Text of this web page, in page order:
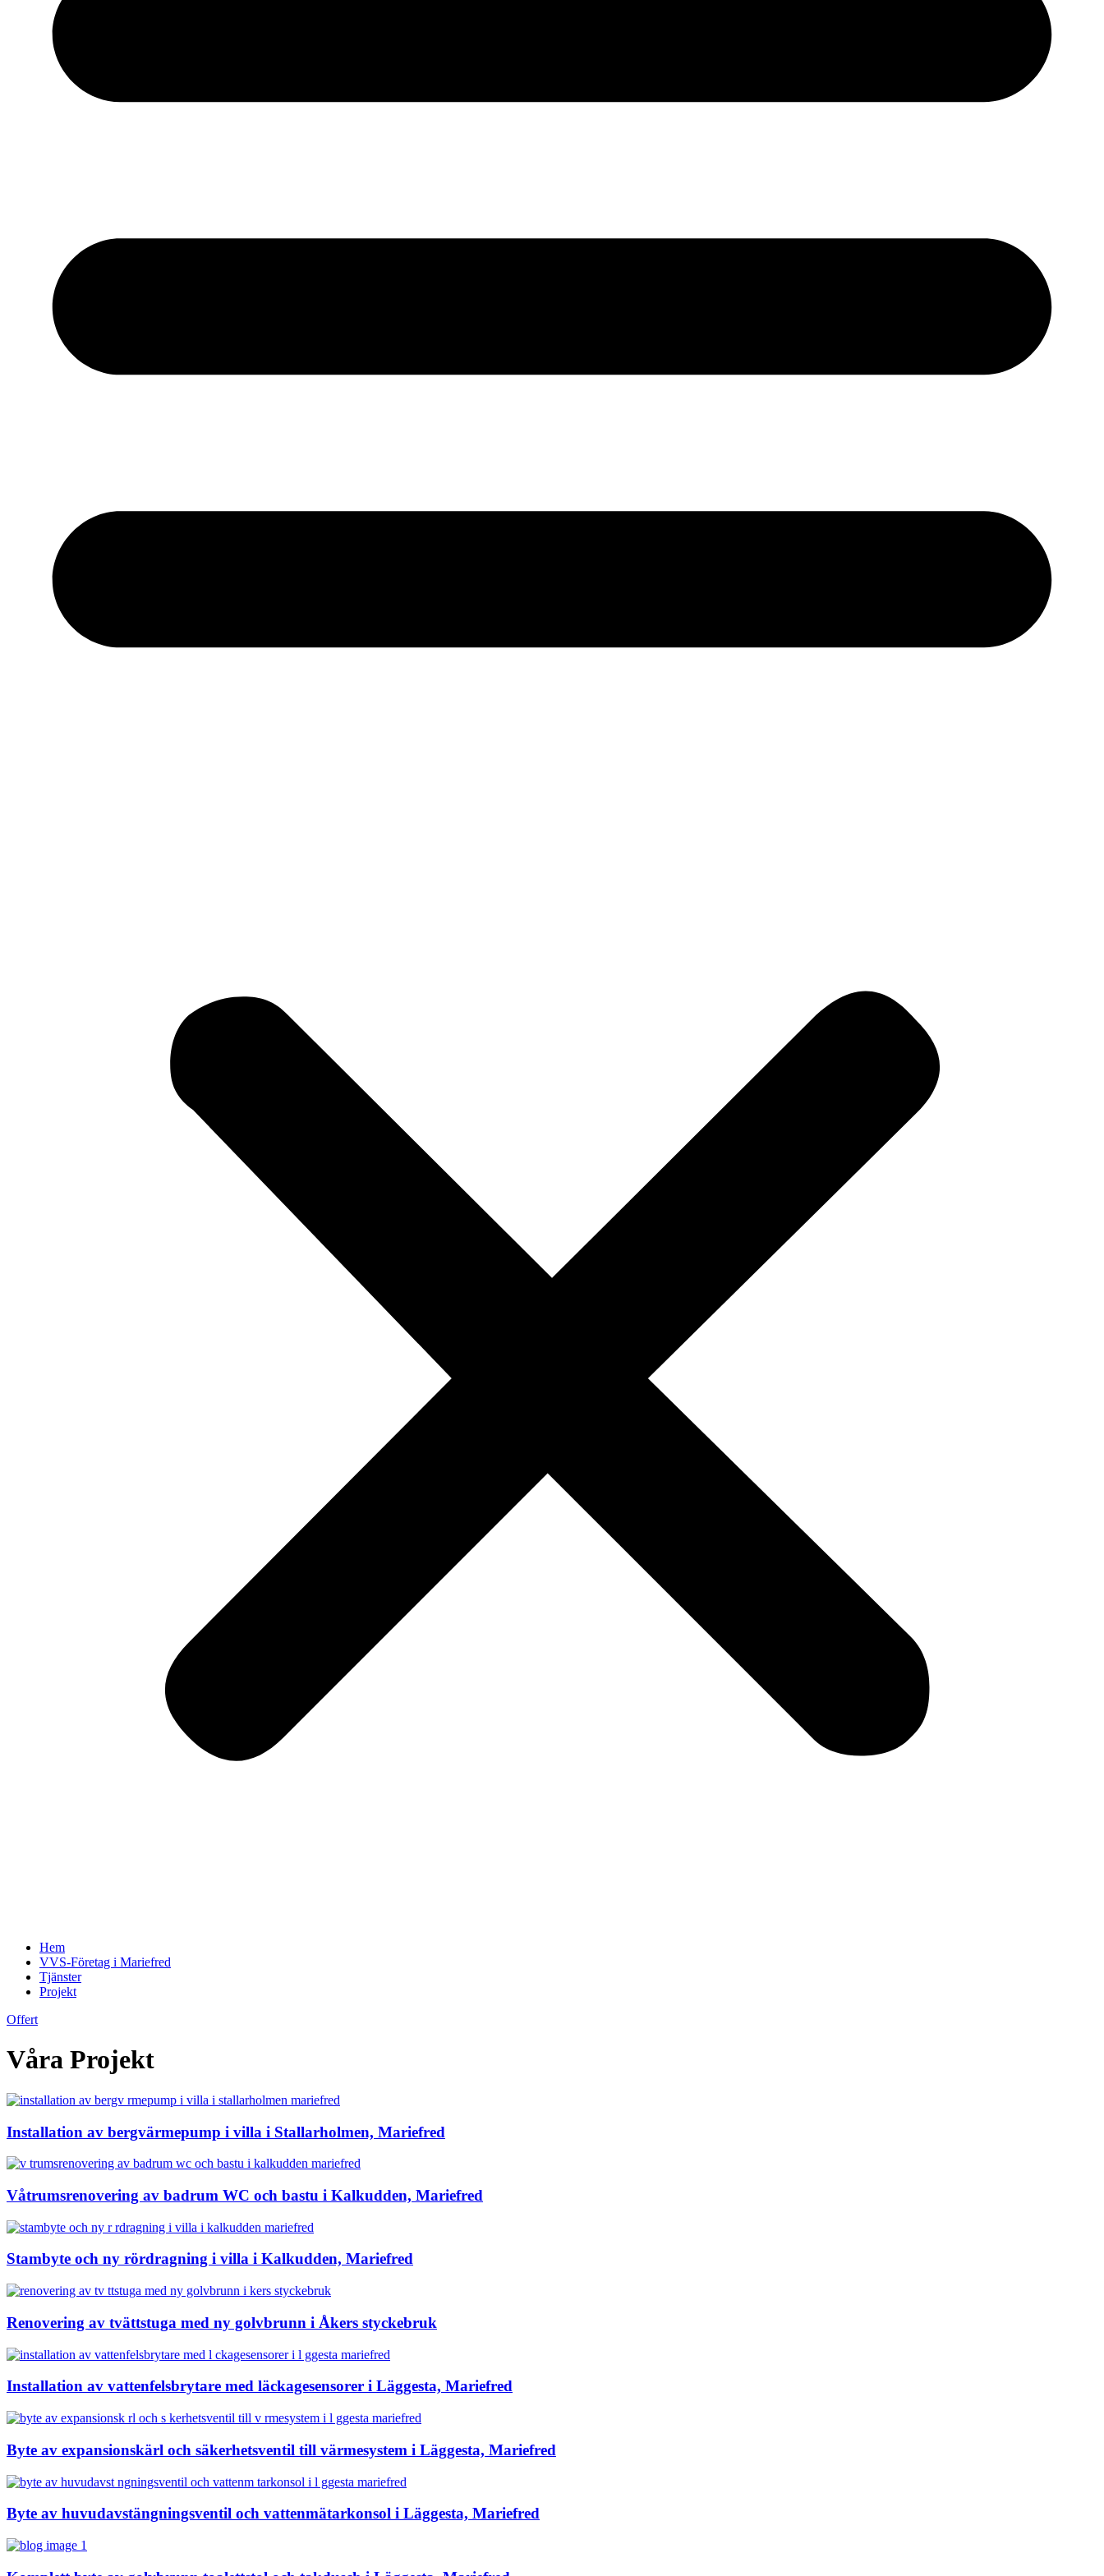
Hem
VVS-Företag i Mariefred
Tjänster
Projekt
Offert
Våra Projekt
Installation av bergvärmepump i villa i Stallarholmen, Mariefred
Våtrumsrenovering av badrum WC och bastu i Kalkudden, Mariefred
Stambyte och ny rördragning i villa i Kalkudden, Mariefred
Renovering av tvättstuga med ny golvbrunn i Åkers styckebruk
Installation av vattenfelsbrytare med läckagesensorer i Läggesta, Mariefred
Byte av expansionskärl och säkerhetsventil till värmesystem i Läggesta, Mariefred
Byte av huvudavstängningsventil och vattenmätarkonsol i Läggesta, Mariefred